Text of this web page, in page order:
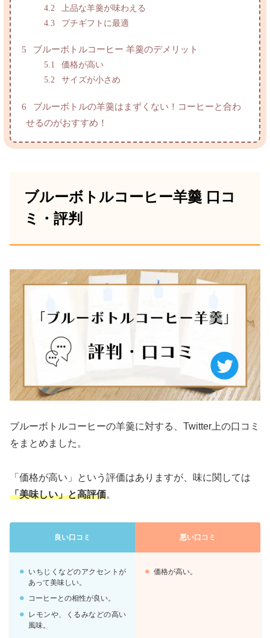
4.2
上品な羊羹が味わえる
4.3
プチギフトに最適
5 ブルーボトルコーヒー 羊羹のデメリット
5.1
価格が高い
5.2
サイズが小さめ
6
ブルーボトルの羊羹はまずくない！コーヒーと合わ
せるのがおすすめ！
ブルーボトルコーヒー羊羹 口コ
ミ・評判
ブルーボトルコーヒーの羊羹に対する、Twitter上の口コミ
をまとめました。
「価格が高い」という評価はありますが、味に関しては
「美味しい」と高評価。
良い口コミ 悪い口コミ
いちじくなどのアクセントが
あって美味しい。
コーヒーとの相性が良い。
レモンや、くるみなどの高い
風味。
価格が高い。